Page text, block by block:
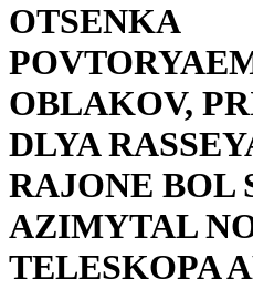
OTSENKA
OBLAKOV,
DLYA
RAJONE BOL
AZIMYTAL
TELESKOPA